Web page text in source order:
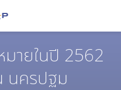
ายในปี 2562
นครปฐม